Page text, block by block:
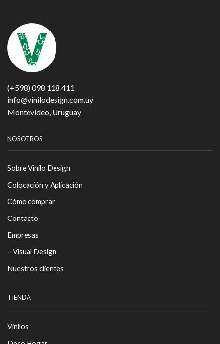
(+598) 098 118 411
info@vinilodesign.com.uy
Montevideo, Uruguay
NOSOTROS
Sobre Vinilo Design
Colocación y Aplicación
Cómo comprar
Contacto
Empresas
– Visual Design
Nuestros clientes
TIENDA
Vinilos